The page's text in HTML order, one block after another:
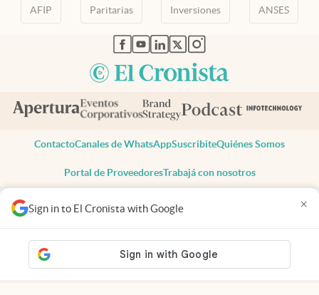
Sign in to El Cronista with Google ×
AFIP Paritarias Inversiones ANSES
abre en nueva pestaña
abre en nueva pestaña
abre en nueva pestaña
abre en nueva pestaña
abre en nueva pestaña
ContactoCanales de WhatsAppSuscribiteQuiénes Somos
Portal de ProveedoresTrabajá con nosotros
Todos los derechos reservados
Privacidad
Consentimiento
Tel:+54 11 7078-3270